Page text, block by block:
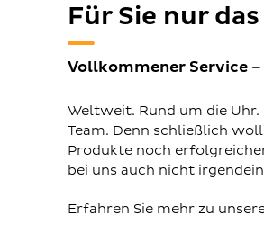
Für Sie nur
Vollkommener Service
Weltweit. Rund um die Uhr.
Team. Denn schließlich
Produkte noch
bei uns auch nicht
Erfahren Sie mehr zu